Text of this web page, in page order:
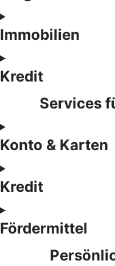
Immobilien
Kredit
Services
Konto & Karten
Kredit
Fördermittel